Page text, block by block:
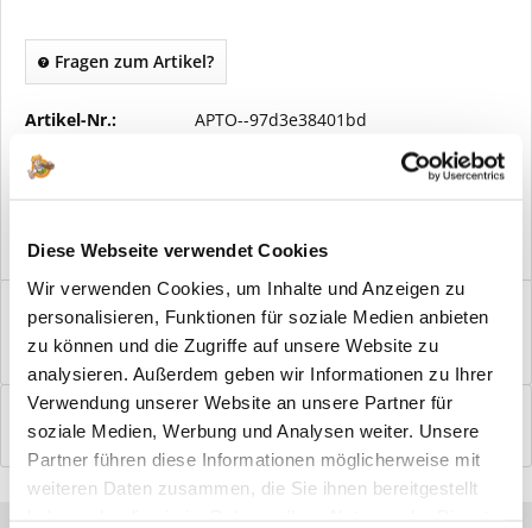
Diese Webseite verwendet Cookies
Wir verwenden Cookies, um Inhalte und Anzeigen zu
personalisieren, Funktionen für soziale Medien anbieten
zu können und die Zugriffe auf unsere Website zu
analysieren. Außerdem geben wir Informationen zu Ihrer
Verwendung unserer Website an unsere Partner für
soziale Medien, Werbung und Analysen weiter. Unsere
Partner führen diese Informationen möglicherweise mit
weiteren Daten zusammen, die Sie ihnen bereitgestellt
Fragen zum Artikel?
Artikel-Nr.: APTO--97d3e38401bd
Vorteile
Windfangelemente online am Bildschirm konfigurieren und
einbaufertig bestellen. In wenigen...
Bewertungen
0
Bewertungen lesen, schreiben und diskutieren...mehr